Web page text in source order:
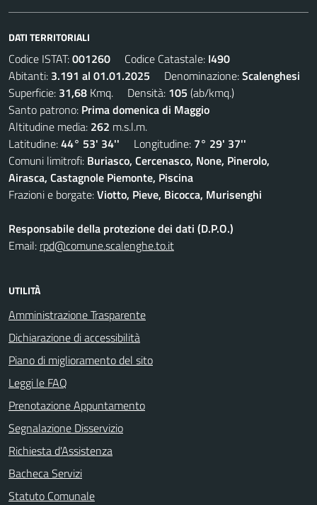
DATI TERRITORIALI
Codice ISTAT:001260 Codice Catastale: I490
Abitanti: 3.191 al 01.01.2025 Denominazione:Scalenghesi
Superficie: 31,68 Kmq. Densità: 105 (ab/kmq.)
Santo patrono: Prima domenica di Maggio
Altitudine media: 262 m.s.l.m.
Latitudine:44° 53' 34'' Longitudine: 7° 29' 37''
Comuni limitrofi: Buriasco, Cercenasco, None, Pinerolo,
Airasca, Castagnole Piemonte, Piscina
Frazioni e borgate:Viotto, Pieve, Bicocca, Murisenghi
Responsabile della protezione dei dati (D.P.O.)
Email: rpd@comune.scalenghe.to.it
UTILITÀ
Amministrazione Trasparente
Dichiarazione di accessibilità
Piano di miglioramento del sito
Leggi le FAQ
Prenotazione Appuntamento
Segnalazione Disservizio
Richiesta d'Assistenza
Bacheca Servizi
Statuto Comunale